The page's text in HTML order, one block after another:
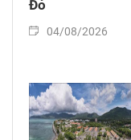
Đỏ
04/08/2026